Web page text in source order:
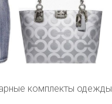
комплекты одежды